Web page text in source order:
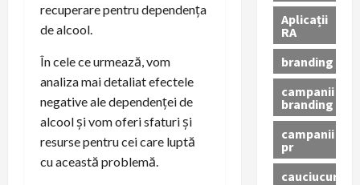
recuperare pentru dependența
de alcool.
În cele ce urmează, vom
analiza mai detaliat efectele
negative ale dependenței de
alcool și vom oferi sfaturi și
resurse pentru cei care luptă
cu această problemă.
Aplicații
RA
branding
campanii
branding
campanii
pr
cauciucuri